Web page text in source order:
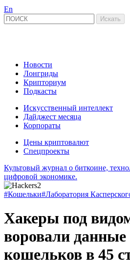
En
Новости
Лонгриды
Крипториум
Подкасты
Искусственный интеллект
Дайджест месяца
Корпораты
Цены криптовалют
Спецпроекты
Культовый журнал о биткоине,
цифровой экономике.
#Кошельки#Лаборатория
Хакеры под
воровали
кошельков в 45